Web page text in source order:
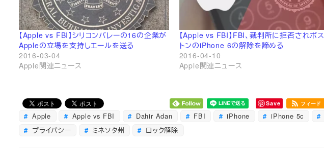
【Apple vs FBI】シリコンバレーの16の企業が
Appleの立場を支持しエールを送る
2016-03-04
Apple関連ニュース
【Apple vs FBI】FBI、裁判所に拒否されボス
トンのiPhone 6の解除を諦める
2016-04-10
Apple関連ニュース
Save フィード
Apple Apple vs FBI Dahir Adan FBI iPhone iPhone 5c
プライバシー
ミネソタ州 ロック解除